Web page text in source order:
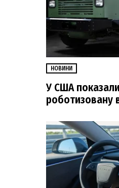
НОВИНИ
У США
роботизовану